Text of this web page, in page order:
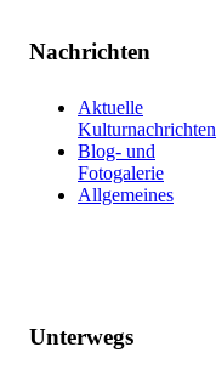
Nachrichten
Aktuelle
Kulturnachrichten
Blog- und
Fotogalerie
Allgemeines
Unterwegs